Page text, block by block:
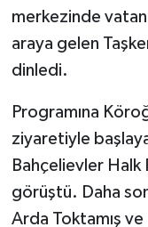
merkezinde
araya gelen
dinledi.
Programına
ziyaretiyle
Bahçelievler Halk
görüştü. Daha
Arda Toktamış